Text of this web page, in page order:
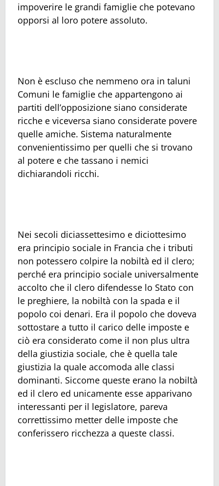
impoverire le grandi famiglie che potevano
opporsi al loro potere assoluto.
Non è escluso che nemmeno ora in taluni
Comuni le famiglie che appartengono ai
partiti dell’opposizione siano considerate
ricche e viceversa siano considerate povere
quelle amiche. Sistema naturalmente
convenientissimo per quelli che si trovano
al potere e che tassano i nemici
dichiarandoli ricchi.
Nei secoli diciassettesimo e diciottesimo
era principio sociale in Francia che i tributi
non potessero colpire la nobiltà ed il clero;
perché era principio sociale universalmente
accolto che il clero difendesse lo Stato con
le preghiere, la nobiltà con la spada e il
popolo coi denari. Era il popolo che doveva
sottostare a tutto il carico delle imposte e
ciò era considerato come il non plus ultra
della giustizia sociale, che è quella tale
giustizia la quale accomoda alle classi
dominanti. Siccome queste erano la nobiltà
ed il clero ed unicamente esse apparivano
interessanti per il legislatore, pareva
correttissimo metter delle imposte che
conferissero ricchezza a queste classi.